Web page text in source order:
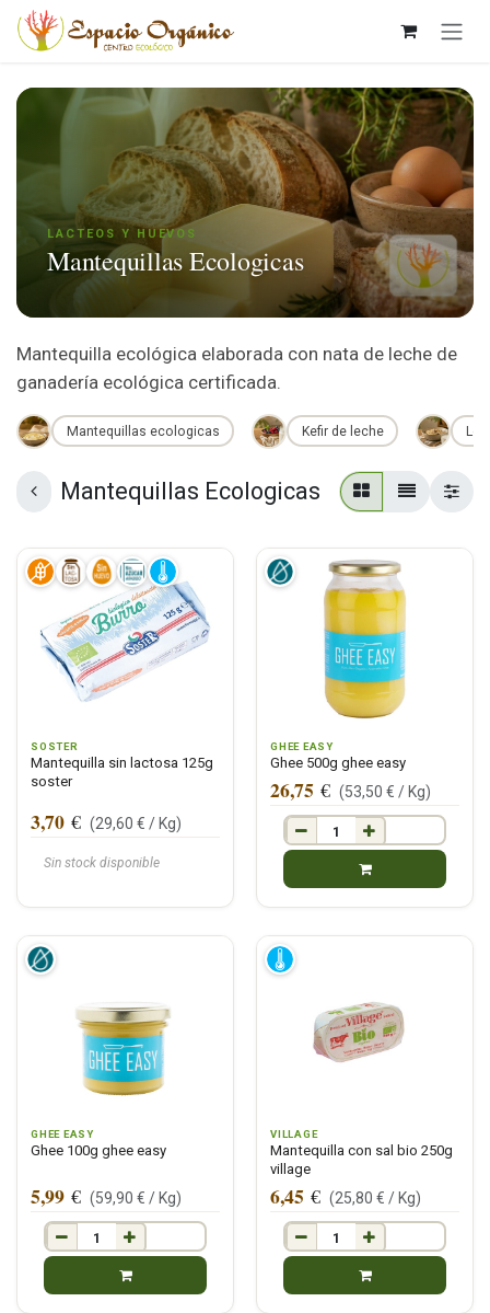
Ir al contenido
LACTEOS Y HUEVOS
Mantequillas Ecologicas
Mantequilla ecológica elaborada con nata de leche de
ganadería ecológica certificada.
Mantequillas ecologicas Kefir de leche
Mantequillas Ecologicas
SOSTER
Mantequilla sin lactosa 125g
soster
Sin stock disponible
3,70 € (29,60 € / Kg)
GHEE EASY
Ghee 500g ghee easy
26,75 € (53,50 € / Kg)
GHEE EASY
Ghee 100g ghee easy
5,99 € (59,90 € / Kg)
VILLAGE
Mantequilla con sal bio 250g
village
6,45 € (25,80 € / Kg)